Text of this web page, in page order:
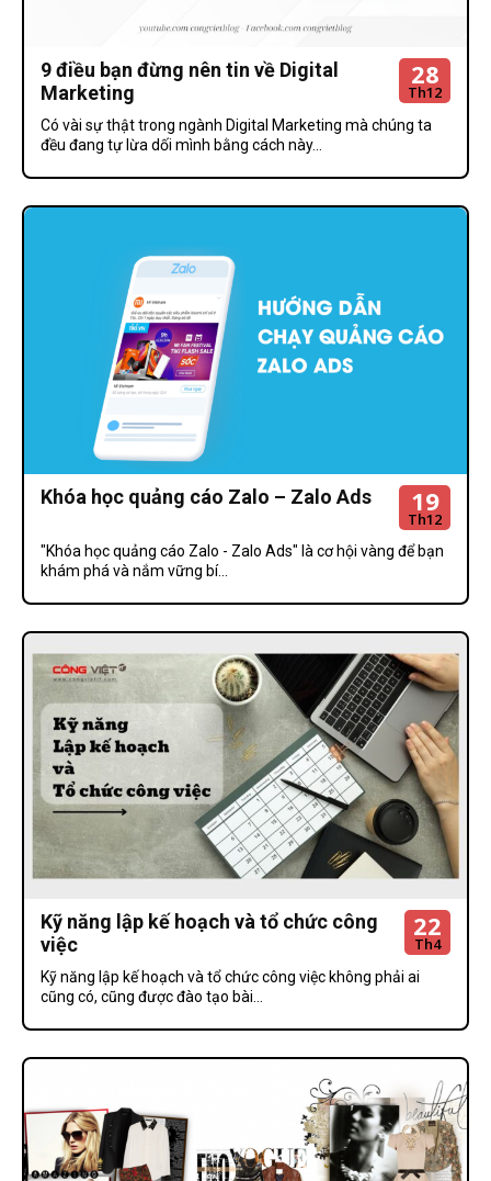
9 điều bạn đừng nên tin về Digital
Marketing
28
Th12
Có vài sự thật trong ngành Digital Marketing mà chúng ta
đều đang tự lừa dối mình bằng cách này...
Khóa học quảng cáo Zalo – Zalo Ads 19
Th12
"Khóa học quảng cáo Zalo - Zalo Ads" là cơ hội vàng để bạn
khám phá và nắm vững bí...
Kỹ năng lập kế hoạch và tổ chức công
việc
22
Th4
Kỹ năng lập kế hoạch và tổ chức công việc không phải ai
cũng có, cũng được đào tạo bài...